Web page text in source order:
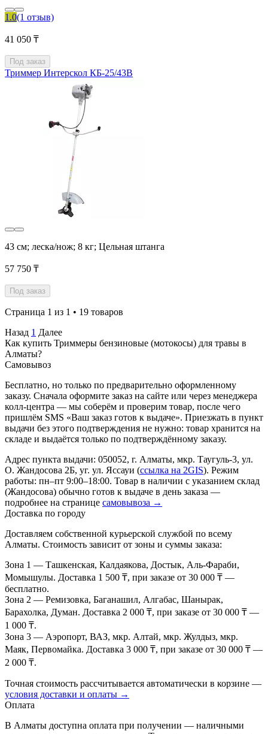
1.0(1 отзыв)
41 050 ₸
Под заказ
Триммер Интерскол КБ-25/43В
43 см; леска/нож; 8 кг; Цельная штанга
57 750 ₸
Под заказ
Страница 1 из 1 • 19 товаров
Назад 1 Далее
Как купить Триммеры бензиновые (мотокосы) для травы в
Алматы?
Самовывоз
Бесплатно, но только по предварительно оформленному
заказу. Сначала оформите заказ на сайте или через менеджера
колл-центра — мы соберём и проверим товар, после чего
пришлём SMS «Ваш заказ готов к выдаче». Приезжать в пункт
выдачи без этого подтверждения не нужно: товар хранится на
складе и выдаётся только по подтверждённому заказу.
Адрес пункта выдачи: 050052, г. Алматы, мкр. Таугуль-3, ул.
О. Жандосова 2Б, уг. ул. Яссауи (ссылка на 2GIS). Режим
работы: пн–пт 9:00–18:00. Товар в наличии с указанием склад
(Жандосова) обычно готов к выдаче в день заказа —
подробнее на странице самовывоза →
Доставка по городу
Доставляем собственной курьерской службой по всему
Алматы. Стоимость зависит от зоны и суммы заказа:
Зона 1 — Ташкенская, Калдаякова, Достык, Аль-Фараби,
Момышулы. Доставка 1 500 ₸, при заказе от 30 000 ₸ —
бесплатно.
Зона 2 — Ремизовка, Баганашил, Алгабас, Шанырак,
Барахолка, Думан. Доставка 2 000 ₸, при заказе от 30 000 ₸ —
1 000 ₸.
Зона 3 — Аэропорт, ВАЗ, мкр. Алтай, мкр. Жулдыз, мкр.
Маяк, Первомайка. Доставка 3 000 ₸, при заказе от 30 000 ₸ —
2 000 ₸.
Точная стоимость рассчитывается автоматически в корзине —
условия доставки и оплаты →
Оплата
В Алматы доступна оплата при получении — наличными